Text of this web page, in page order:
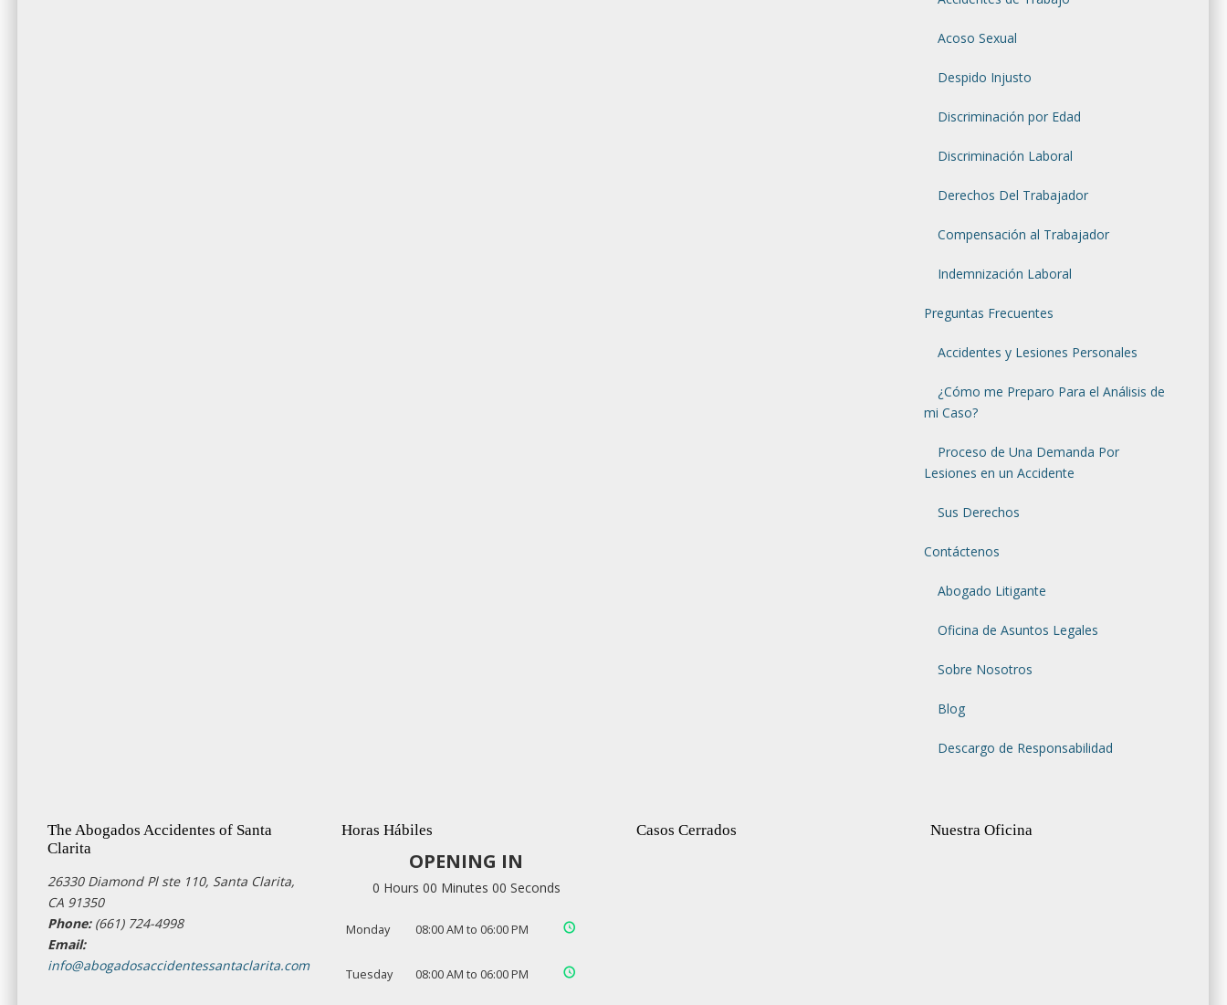
Acoso Sexual
Despido Injusto
Discriminación por Edad
Discriminación Laboral
Derechos Del Trabajador
Compensación al Trabajador
Indemnización Laboral
Preguntas Frecuentes
Accidentes y Lesiones Personales
¿Cómo me Preparo Para el Análisis de
mi Caso?
Proceso de Una Demanda Por
Lesiones en un Accidente
Sus Derechos
Contáctenos
Abogado Litigante
Oficina de Asuntos Legales
Sobre Nosotros
Blog
Descargo de Responsabilidad
The Abogados Accidentes of Santa
Clarita
26330 Diamond Pl ste 110, Santa Clarita,
CA 91350
Phone:(661) 724-4998
Email:
info@abogadosaccidentessantaclarita.com
Horas Hábiles
OPENING IN
0 Hours 00 Minutes 00 Seconds
Monday 08:00 AM to 06:00 PM
Tuesday 08:00 AM to 06:00 PM
Casos Cerrados Nuestra Oficina